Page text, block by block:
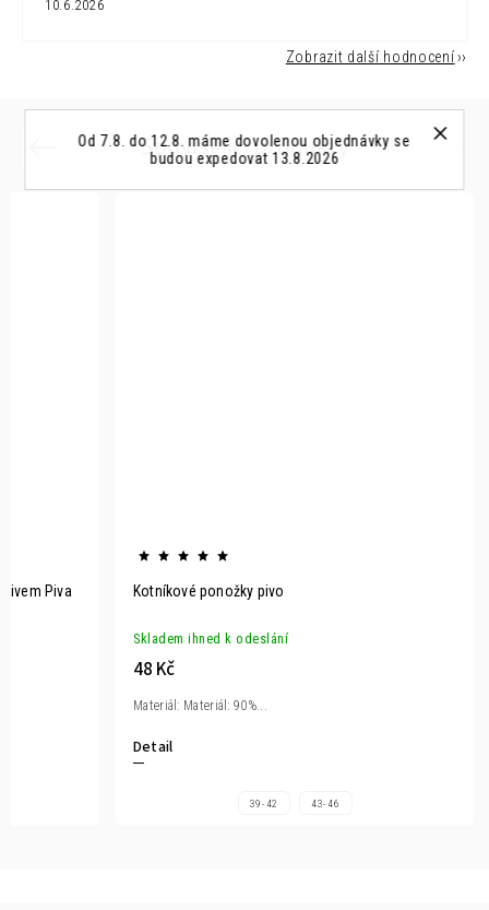
Od 7.8. do 12.8. máme dovolenou objednávky se
budou expedovat 13.8.2026
10.6.2026
Zobrazit další hodnocení
Související produkty
Previous
Piva Kotníkové ponožky pivo
Skladem ihned k odeslání
48 Kč
Detail
Materiál: Materiál: 90%...
39-42 43-46